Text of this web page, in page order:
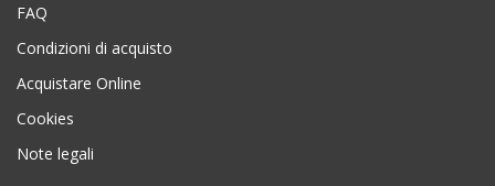
FAQ
Condizioni di acquisto
Acquistare Online
Cookies
Note legali